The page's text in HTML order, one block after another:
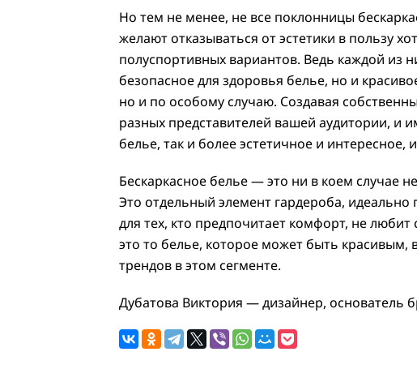
Но тем не менее, не все поклонницы
желают отказываться от эстетики в пользу
полуспортивных вариантов. Ведь каждой из
безопасное для здоровья белье, но и
но и по особому случаю. Создавая
разных представителей вашей аудитории, и
белье, так и более эстетичное и
Бескаркасное белье — это ни в коем случае
Это отдельный элемент гардероба,
для тех, кто предпочитает комфорт, не
это то белье, которое может быть красивым,
трендов в этом сегменте.
Дубатова Виктория — дизайнер, основатель